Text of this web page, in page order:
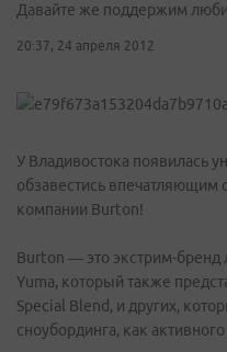
Давайте же поддержим
20:37, 24 апреля 2012
У Владивостока появилась
обзавестись впечатляющим
компании Burton!
Burton — это экстрим-бренд
Yuma, который также
Special Blend, и других,
сноубординга, как